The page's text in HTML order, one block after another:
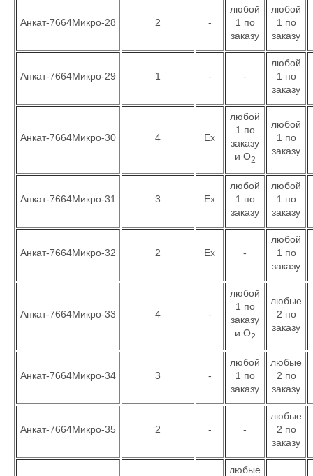
Анкат-7664Микро-28 2 -
любой
1 по
заказу
любой
1 по
заказу
Анкат-7664Микро-29 1 - -
любой
1 по
заказу
Анкат-7664Микро-30 4 Ex
любой
1 по
заказу
и О2
любой
1 по
заказу
Анкат-7664Микро-31 3 Ex
любой
1 по
заказу
любой
1 по
заказу
Анкат-7664Микро-32 2 Ex -
любой
1 по
заказу
Анкат-7664Микро-33 4 -
любой
1 по
заказу
и О2
любые
2 по
заказу
Анкат-7664Микро-34 3 -
любой
1 по
заказу
любые
2 по
заказу
Анкат-7664Микро-35 2 - -
любые
2 по
заказу
любые